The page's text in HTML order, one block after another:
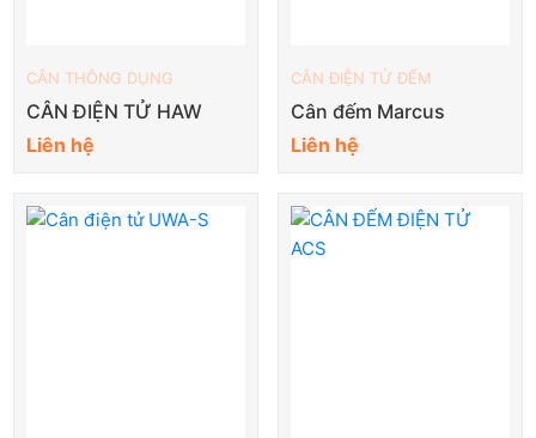
CÂN THÔNG DỤNG
CÂN ĐIỆN TỬ HAW
Liên hệ
CÂN ĐIỆN TỬ ĐẾM
Cân đếm Marcus
Liên hệ